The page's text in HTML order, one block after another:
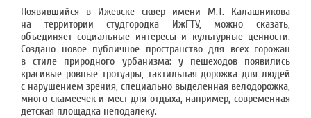
Появившийся в Ижевске сквер имени М.Т. Калашникова
на территории студгородка ИжГТУ, можно сказать,
объединяет социальные интересы и культурные ценности.
Создано новое публичное пространство для всех горожан
в стиле природного урбанизма: у пешеходов появились
красивые ровные тротуары, тактильная дорожка для людей
с нарушением зрения, специально выделенная велодорожка,
много скамеечек и мест для отдыха, например, современная
детская площадка неподалеку.